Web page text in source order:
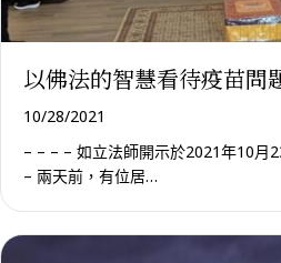
以佛法的智慧看待疫苗問
10/28/2021
– – – – 如立法師開示於2021年10月
– 兩天前，有位居…